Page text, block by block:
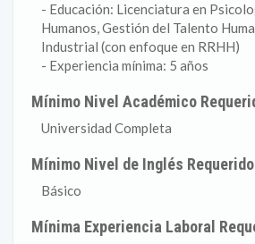
- Educación: Licenciatura en
Humanos, Gestión del Talento
Industrial (con enfoque en RRHH)
- Experiencia mínima: 5 años
Mínimo Nivel Académico
Universidad Completa
Mínimo Nivel de Inglés Requerido
Básico
Mínima Experiencia Laboral